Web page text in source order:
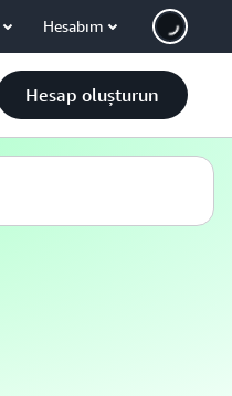
Hesabım
Hesap oluşturun